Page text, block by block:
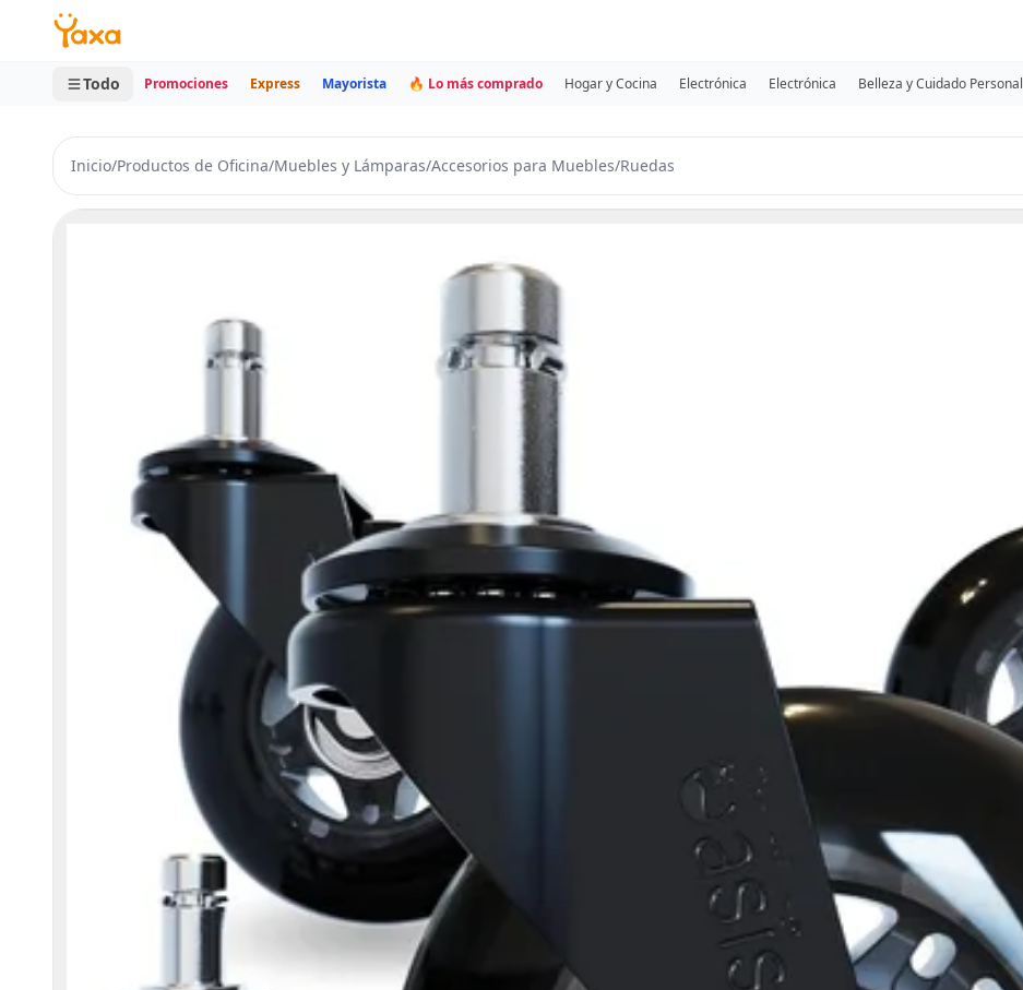
MINI CARRITO
0 productos
Todo Promociones Express Mayorista 🔥 Lo más comprado Hogar y Cocina Electrónica Electrónica Belleza y Cuidado Personal
Inicio/Productos de Oficina/Muebles y Lámparas/Accesorios para Muebles/Ruedas